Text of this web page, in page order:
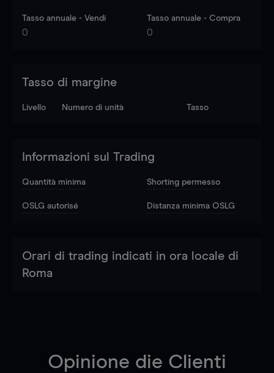
Tasso annuale - Vendi
0
Tasso annuale - Compra
0
Tasso di margine
Livello Numero di unità Tasso
Informazioni sul Trading
Quantità minima Shorting permesso
OSLG autorisé Distanza minima OSLG
Orari di trading indicati in ora locale di
Roma
Opinione die Clienti